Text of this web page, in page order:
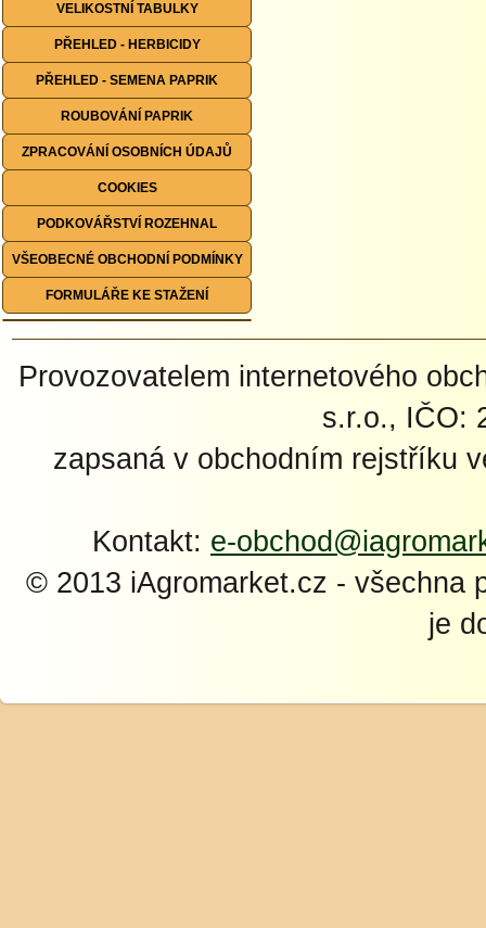
VELIKOSTNÍ TABULKY
PŘEHLED - HERBICIDY
PŘEHLED - SEMENA PAPRIK
ROUBOVÁNÍ PAPRIK
ZPRACOVÁNÍ OSOBNÍCH ÚDAJŮ
COOKIES
PODKOVÁŘSTVÍ ROZEHNAL
VŠEOBECNÉ OBCHODNÍ PODMÍNKY
FORMULÁŘE KE STAŽENÍ
Provozovatelem internetového
s.r.o., IČO:
zapsaná v obchodním rejstříku
Kontakt: e-
© 2013 iAgromarket.cz - všechna
je